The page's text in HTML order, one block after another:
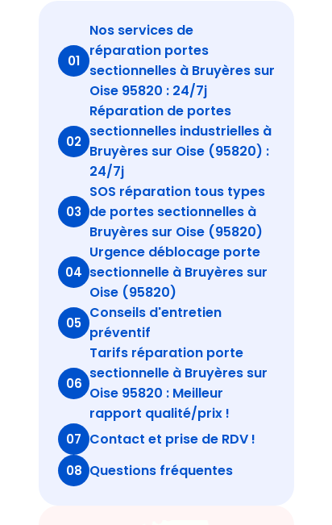
01
Nos services de
réparation portes
sectionnelles à Bruyères sur
Oise 95820 : 24/7j
02
Réparation de portes
sectionnelles industrielles à
Bruyères sur Oise (95820) :
24/7j
03
SOS réparation tous types
de portes sectionnelles à
Bruyères sur Oise (95820)
04
Urgence déblocage porte
sectionnelle à Bruyères sur
Oise (95820)
05
Conseils d'entretien
préventif
06
Tarifs réparation porte
sectionnelle à Bruyères sur
Oise 95820 : Meilleur
rapport qualité/prix !
07 Contact et prise de RDV !
08 Questions fréquentes